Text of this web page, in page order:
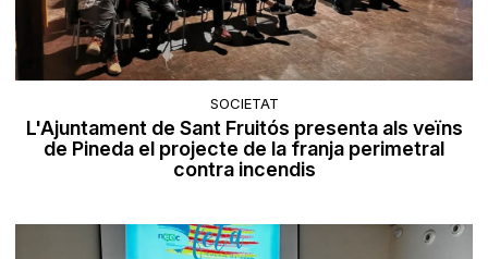
SOCIETAT
L'Ajuntament de Sant Fruitós presenta als veïns
de Pineda el projecte de la franja perimetral
contra incendis